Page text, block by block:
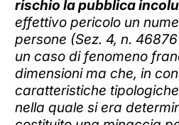
rischio la pubblica
effettivo pericolo un
persone (Sez. 4, n.
un caso di fenomeno
dimensioni ma che, in
caratteristiche
nella quale si era